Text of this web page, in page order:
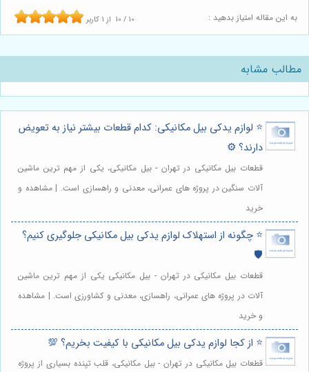
به این مقاله امتیاز بدهید : 10 / 10 از 1 کاربر
مطالب مشابه
⭐️ لوازم یدکی بیل مکانیکی: کدام قطعات بیشتر نیاز به تعویض
دارند؟ ⚙️
قطعات بیل مکانیکی در تهران - بیل مکانیکی، یکی از مهم ترین ماشین
آلات سنگین در پروژه های عمرانی، معدنی و راهسازی است. | مشاهده و
خرید
⭐️ چگونه از استهلاک لوازم یدکی بیل مکانیکی جلوگیری کنیم؟
🛡️
قطعات بیل مکانیکی در تهران - بیل مکانیکی یکی از مهم ترین ماشین
آلات در پروژه های عمرانی، راهسازی، معدنی و کشاورزی است. | مشاهده
و خرید
⭐️ از کجا لوازم یدکی بیل مکانیکی با کیفیت بخریم؟ 💯
قطعات بیل مکانیکی در تهران - بیل مکانیکی، قلب تپنده بسیاری از پروژه